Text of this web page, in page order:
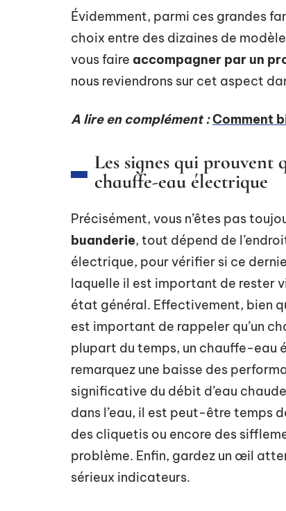
Évidemment, parmi ces grandes
choix entre des dizaines de
vous faire accompagner par un
nous reviendrons sur cet aspect
A lire en complément :Comment
Les signes qui prouvent
chauffe-eau électrique
Précisément, vous n’êtes pas
buanderie, tout dépend de
électrique, pour vérifier si ce
laquelle il est important de rester
état général. Effectivement, bien
est important de rappeler qu’un
plupart du temps, un chauffe-eau
remarquez une baisse des
significative du débit d’eau
dans l’eau, il est peut-être temps
des cliquetis ou encore des
problème. Enfin, gardez un œil
sérieux indicateurs.